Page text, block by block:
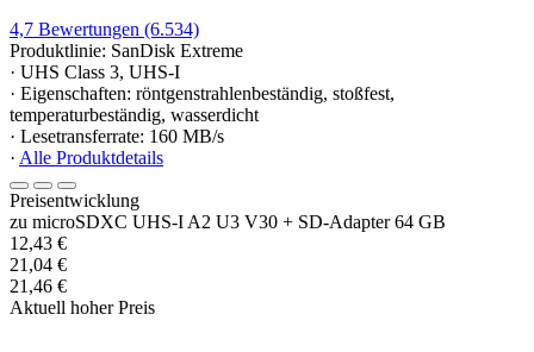
4,7 Bewertungen (6.534)
Produktlinie: SanDisk Extreme
· UHS Class 3, UHS-I
· Eigenschaften: röntgenstrahlenbeständig, stoßfest,
temperaturbeständig, wasserdicht
· Lesetransferrate: 160 MB/s
· Alle Produktdetails
Preisentwicklung
zu microSDXC UHS-I A2 U3 V30 + SD-Adapter 64 GB
12,43 €
21,04 €
21,46 €
Aktuell hoher Preis